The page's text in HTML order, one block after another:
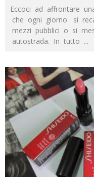
Eccoci ad affrontare
che ogni giorno si
mezzi pubblici o si
autostrada. In tutto ...